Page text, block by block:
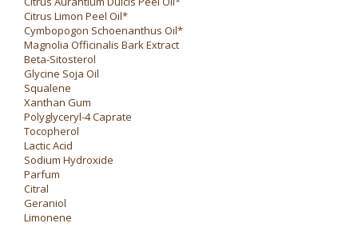
Citrus Limon Peel Oil*
Cymbopogon Schoenanthus Oil*
Magnolia Officinalis Bark Extract
Beta-Sitosterol
Glycine Soja Oil
Squalene
Xanthan Gum
Polyglyceryl-4 Caprate
Tocopherol
Lactic Acid
Sodium Hydroxide
Parfum
Citral
Geraniol
Limonene